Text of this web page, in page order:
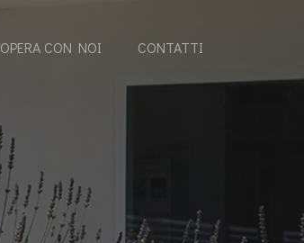
OPERA CON NOI CONTATTI